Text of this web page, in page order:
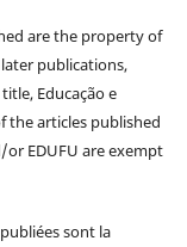
are the property of
publications,
Educação e
the articles published
EDUFU are exempt
sont la